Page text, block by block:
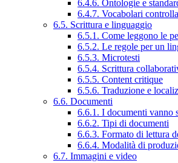
6.4.6. Ontologie e
6.4.7. Vocabolari
6.5. Scrittura e linguaggio
6.5.1. Come leggono le
6.5.2. Le regole per un
6.5.3. Microtesti
6.5.4. Scrittura
6.5.5. Content critique
6.5.6. Traduzione e
6.6. Documenti
6.6.1. I documenti vanno
6.6.2. Tipi di documenti
6.6.3. Formato di lettura
6.6.4. Modalità di
6.7. Immagini e video